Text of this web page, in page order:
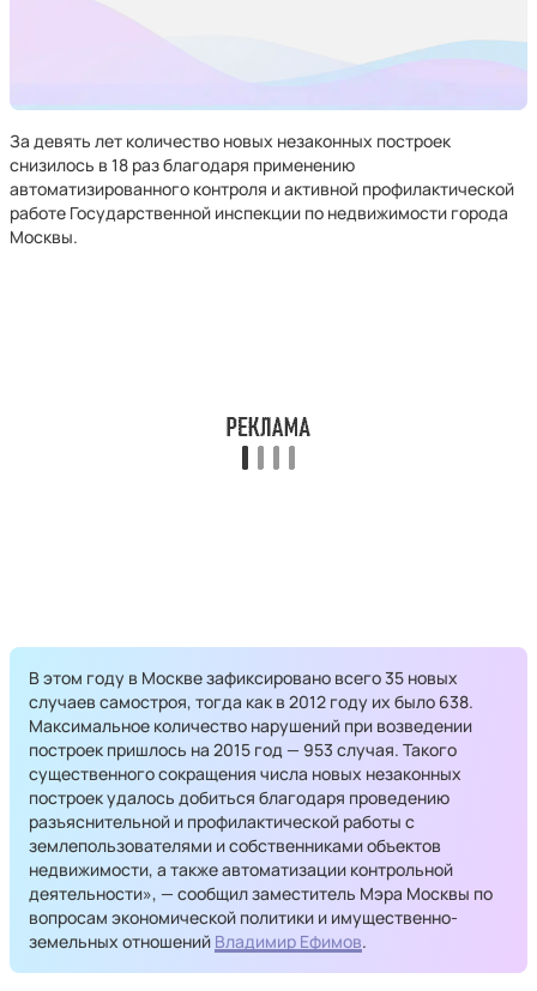
За девять лет количество новых незаконных построек
снизилось в 18 раз благодаря применению
автоматизированного контроля и активной профилактической
работе Государственной инспекции по недвижимости города
Москвы.
В этом году в Москве зафиксировано всего 35 новых
случаев самостроя, тогда как в 2012 году их было 638.
Максимальное количество нарушений при возведении
построек пришлось на 2015 год — 953 случая. Такого
существенного сокращения числа новых незаконных
построек удалось добиться благодаря проведению
разъяснительной и профилактической работы с
землепользователями и собственниками объектов
недвижимости, а также автоматизации контрольной
деятельности», — сообщил заместитель Мэра Москвы по
вопросам экономической политики и имущественно-
земельных отношений Владимир Ефимов.